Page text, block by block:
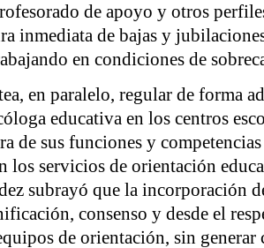
de apoyo y otros
inmediata de bajas y
en condiciones de
en paralelo, regular de forma
educativa en los centros
de sus funciones y
los servicios de orientación
subrayó que la incorporación
consenso y desde el
de orientación, sin